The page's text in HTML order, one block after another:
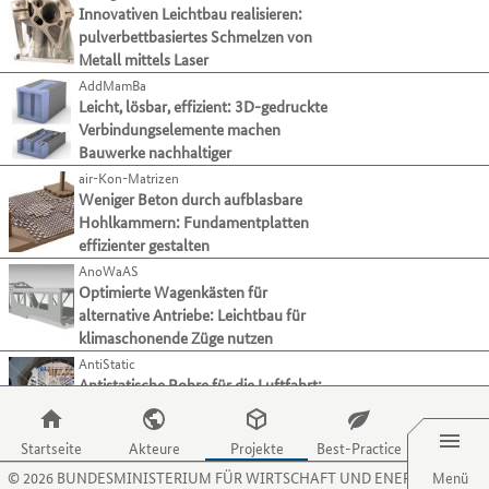
Verfahren
und
Aktivitäten
präsentieren.
gelangen.
Nutzen
Sie
die
Zugriffstaste
um
Menüpunkt
für
Organisationen
zu
gelangen.
Nutzen
die
Zugriffstaste
zum
Menüpunkt
für
der
Tabulatortaste
können
Sie
zur
jeweils
nächsten
Kategorie
Kriterium
wechseln.
Modellierung & Simulation
Alle auswählen
Crashverhalten(25)
Lasten & Beanspruchung (97)
Lebenszyklusanalysen(73)
Multiphysik-Simulation
Optimierung(79)
Prozesse(77)
Strukturmechanik
Werkstoffe & Materialien (110)
Zuverlässigkeitsbewertung(30)
Sonstige(15)
Hauptkategorie
Fertigungsverfahren
Hauptkategorie
Material
Mit
der
Tabulatortaste
können
Sie
zum
jeweils
nächsten
Projekt
springen.
Innovativen Leichtbau realisieren:
pulverbettbasiertes Schmelzen von
Metall mittels Laser
AddMamBa
Leicht, lösbar, effizient: 3D-gedruckte
Verbindungselemente machen
Bauwerke nachhaltiger
air-Kon-Matrizen
Weniger Beton durch aufblasbare
Hohlkammern: Fundamentplatten
effizienter gestalten
AnoWaAS
Optimierte Wagenkästen für
alternative Antriebe: Leichtbau für
klimaschonende Züge nutzen
AntiStatic
Antistatische Rohre für die Luftfahrt:
Verbundwerkstoffe ersetzen Metall
AutoBeam
Pulverbettschmelzen mit Laser:
Startseite
Akteure Projekte
Best-Practice
Menü
© 2026 BUNDESMINISTERIUM FÜR WIRTSCHAFT UND ENERGIE